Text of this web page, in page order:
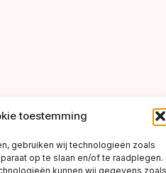
toestemming
gebruiken wij technologieën zoals
op te slaan en/of te raadplegen.
kunnen wij gegevens zoals